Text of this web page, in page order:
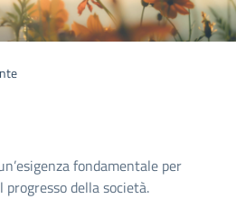
fondamentale per
della società.